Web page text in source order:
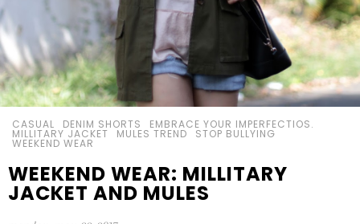
CASUAL DENIM SHORTS EMBRACE YOUR IMPERFECTIOS.
MILLITARY JACKET MULES TREND STOP BULLYING
WEEKEND WEAR
WEEKEND WEAR: MILLITARY
JACKET AND MULES